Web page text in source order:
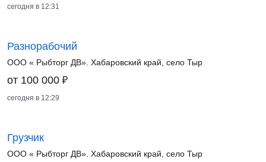
сегодня в 12:31
Разнорабочий
ООО « Рыбторг ДВ». Хабаровский край, село Тыр
от 100 000 ₽
сегодня в 12:29
Грузчик
ООО « Рыбторг ДВ». Хабаровский край, село Тыр